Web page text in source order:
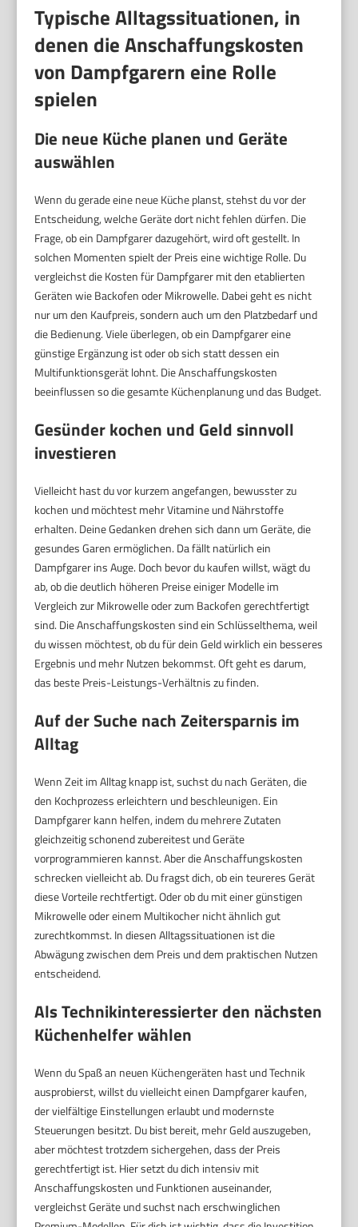
Typische Alltagssituationen, in
denen die Anschaffungskosten
von Dampfgarern eine Rolle
spielen
Die neue Küche planen und Geräte
auswählen
Wenn du gerade eine neue Küche planst, stehst du vor der
Entscheidung, welche Geräte dort nicht fehlen dürfen. Die
Frage, ob ein Dampfgarer dazugehört, wird oft gestellt. In
solchen Momenten spielt der Preis eine wichtige Rolle. Du
vergleichst die Kosten für Dampfgarer mit den etablierten
Geräten wie Backofen oder Mikrowelle. Dabei geht es nicht
nur um den Kaufpreis, sondern auch um den Platzbedarf und
die Bedienung. Viele überlegen, ob ein Dampfgarer eine
günstige Ergänzung ist oder ob sich statt dessen ein
Multifunktionsgerät lohnt. Die Anschaffungskosten
beeinflussen so die gesamte Küchenplanung und das Budget.
Gesünder kochen und Geld sinnvoll
investieren
Vielleicht hast du vor kurzem angefangen, bewusster zu
kochen und möchtest mehr Vitamine und Nährstoffe
erhalten. Deine Gedanken drehen sich dann um Geräte, die
gesundes Garen ermöglichen. Da fällt natürlich ein
Dampfgarer ins Auge. Doch bevor du kaufen willst, wägt du
ab, ob die deutlich höheren Preise einiger Modelle im
Vergleich zur Mikrowelle oder zum Backofen gerechtfertigt
sind. Die Anschaffungskosten sind ein Schlüsselthema, weil
du wissen möchtest, ob du für dein Geld wirklich ein besseres
Ergebnis und mehr Nutzen bekommst. Oft geht es darum,
das beste Preis-Leistungs-Verhältnis zu finden.
Auf der Suche nach Zeitersparnis im
Alltag
Wenn Zeit im Alltag knapp ist, suchst du nach Geräten, die
den Kochprozess erleichtern und beschleunigen. Ein
Dampfgarer kann helfen, indem du mehrere Zutaten
gleichzeitig schonend zubereitest und Geräte
vorprogrammieren kannst. Aber die Anschaffungskosten
schrecken vielleicht ab. Du fragst dich, ob ein teureres Gerät
diese Vorteile rechtfertigt. Oder ob du mit einer günstigen
Mikrowelle oder einem Multikocher nicht ähnlich gut
zurechtkommst. In diesen Alltagssituationen ist die
Abwägung zwischen dem Preis und dem praktischen Nutzen
entscheidend.
Als Technikinteressierter den nächsten
Küchenhelfer wählen
Wenn du Spaß an neuen Küchengeräten hast und Technik
ausprobierst, willst du vielleicht einen Dampfgarer kaufen,
der vielfältige Einstellungen erlaubt und modernste
Steuerungen besitzt. Du bist bereit, mehr Geld auszugeben,
aber möchtest trotzdem sichergehen, dass der Preis
gerechtfertigt ist. Hier setzt du dich intensiv mit
Anschaffungskosten und Funktionen auseinander,
vergleichst Geräte und suchst nach erschwinglichen